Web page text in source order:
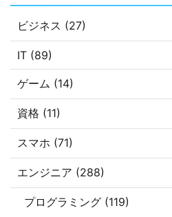
ビジネス (27)
IT (89)
ゲーム (14)
資格 (11)
スマホ (71)
エンジニア (288)
プログラミング (119)